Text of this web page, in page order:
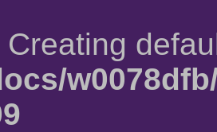
Creating